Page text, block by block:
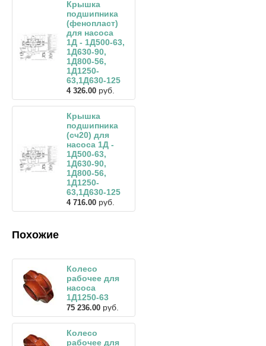
Крышка
подшипника
(фенопласт)
для насоса
1Д - 1Д500-63,
1Д630-90,
1Д800-56,
1Д1250-
63,1Д630-125
4 326.00 руб.
Крышка
подшипника
(сч20) для
насоса 1Д -
1Д500-63,
1Д630-90,
1Д800-56,
1Д1250-
63,1Д630-125
4 716.00 руб.
Похожие
Колесо
рабочее для
насоса
1Д1250-63
75 236.00 руб.
Колесо
рабочее для